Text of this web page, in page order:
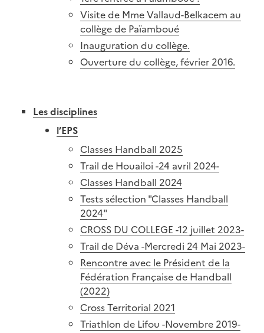
Visite de Mme Vallaud-Belkacem au
collège de Païamboué
Inauguration du collège.
Ouverture du collège, février 2016.
Les disciplines
l’EPS
Classes Handball 2025
Trail de Houailoi -24 avril 2024-
Classes Handball 2024
Tests sélection "Classes Handball
2024"
CROSS DU COLLEGE -12 juillet 2023-
Trail de Déva -Mercredi 24 Mai 2023-
Rencontre avec le Président de la
Fédération Française de Handball
(2022)
Cross Territorial 2021
Triathlon de Lifou -Novembre 2019-